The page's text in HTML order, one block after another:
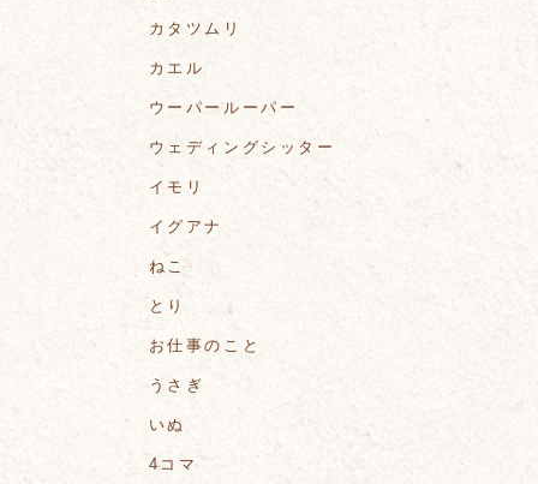
カタツムリ
カエル
ウーパールーパー
ウェディングシッター
イモリ
イグアナ
ねこ
とり
お仕事のこと
うさぎ
いぬ
4コマ